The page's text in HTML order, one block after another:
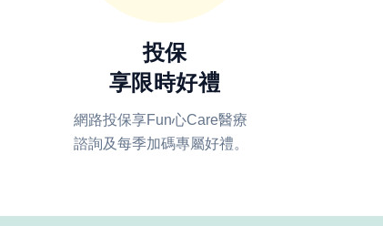
投保
享限時好禮
網路投保享Fun心Care醫療
諮詢及每季加碼專屬好禮。